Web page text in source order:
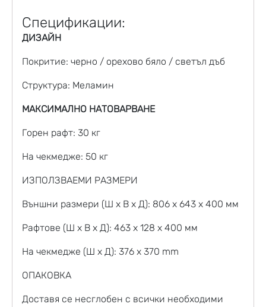
Спецификации:
ДИЗАЙН
Покритие: черно / орехово бяло / светъл дъб
Структура: Меламин
МАКСИМАЛНО НАТОВАРВАНЕ
Горен рафт: 30 кг
На чекмедже: 50 кг
ИЗПОЛЗВАЕМИ РАЗМЕРИ
Външни размери (Ш x В x Д): 806 x 643 x 400 мм
Рафтове (Ш x В x Д): 463 x 128 x 400 мм
На чекмедже (Ш x Д): 376 x 370 mm
ОПАКОВКА
Доставя се несглобен с всички необходими